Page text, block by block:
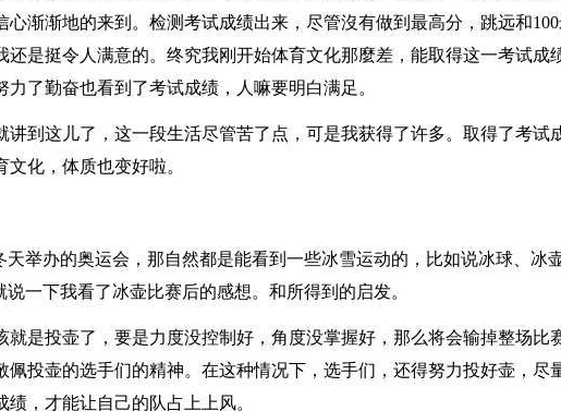
心渐渐地的来到。检测考试成绩出来，尽管沒有做到最高分，跳远和
还是挺令人满意的。终究我刚开始体育文化那麼差，能取得这一考试成
了勤奋也看到了考试成绩，人嘛要明白满足。
讲到这儿了，这一段生活尽管苦了点，可是我获得了许多。取得了考试
化，体质也变好啦。
天举办的奥运会，那自然都是能看到一些冰雪运动的，比如说冰球、冰
说一下我看了冰壶比赛后的感想。和所得到的启发。
就是投壶了，要是力度没控制好，角度没掌握好，那么将会输掉整场比
佩投壶的选手们的精神。在这种情况下，选手们，还得努力投好壶，尽
，才能让自己的队占上上风。